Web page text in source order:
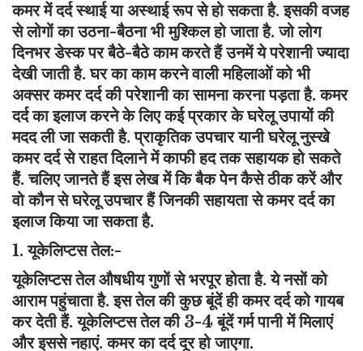
कमर में दर्द स्थाई या अस्थाई रूप से हो सकता है. इसकी वजह
से लोगों का उठना-बैठना भी मुश्किल हो जाता है. जो लोग
दिनभर डेस्क पर बैठे-बैठे काम करते हैं उनमें ये परेशानी ज्यादा
देखी जाती है. घर का काम करने वाली महिलाओं को भी
अक्सर कमर दर्द की परेशानी का सामना करना पड़ता है. कमर
दर्द का इलाज करने के लिए कई प्रकार के घरेलू उपायों की
मदद ली जा सकती है. प्राकृतिक उपचार यानी घरेलू नुस्खे
कमर दर्द से राहत दिलाने में काफी हद तक सहायक हो सकते
हैं. चलिए जानते हैं इस लेख में कि बैक पेन कैसे ठीक करें और
वो कौन से घरेलू उपचार हैं जिनकी सहायता से कमर दर्द का
इलाज किया जा सकता है.
1. यूकेलिप्टस तेल:-
यूकेलिप्टस तेल औषधीय गुणों से भरपूर होता है. ये नसों को
आराम पहुंचाता है. इस तेल की कुछ बूंदें ही कमर दर्द को गायब
कर देती हैं. यूकेलिप्टस तेल की 3-4 बूंदें गर्म पानी में मिलाएं
और इससे नहाएं. कमर का दर्द दूर हो जाएगा.